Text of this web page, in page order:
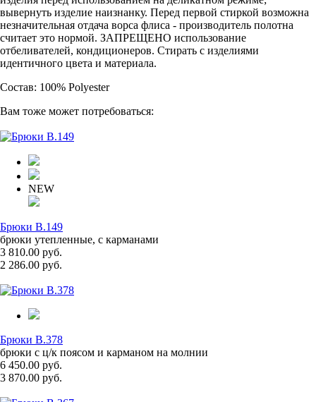
вывернуть изделие наизнанку. Перед первой стиркой возможна
незначительная отдача ворса флиса - производитель полотна
считает это нормой. ЗАПРЕЩЕНО использование
отбеливателей, кондиционеров. Стирать с изделиями
идентичного цвета и материала.
Состав: 100% Polyester
Вам тоже может потребоваться:
NEW
Брюки B.149
брюки утепленные, с карманами
3 810.00 руб.
2 286.00 руб.
Брюки B.378
брюки с ц/к поясом и карманом на молнии
6 450.00 руб.
3 870.00 руб.